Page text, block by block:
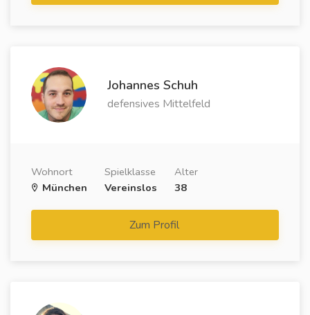
Johannes Schuh
defensives Mittelfeld
Wohnort
München
Spielklasse
Vereinslos
Alter
38
Zum Profil